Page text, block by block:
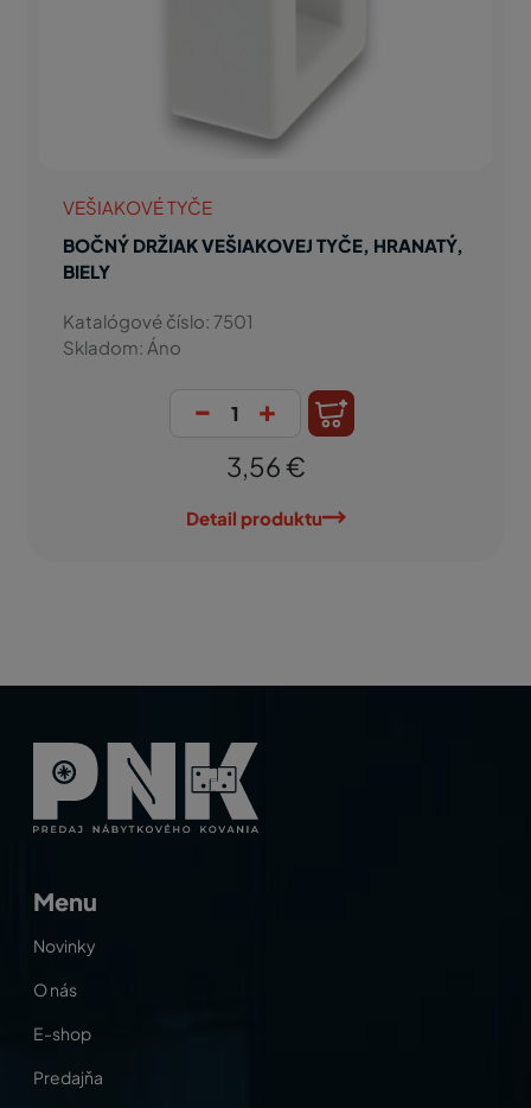
VEŠIAKOVÉ TYČE
BOČNÝ DRŽIAK VEŠIAKOVEJ TYČE, HRANATÝ,
BIELY
Katalógové číslo: 7501
Skladom: Áno
- +
3,56 €
Detail produktu
Menu
Novinky
O nás
E-shop
Predajňa